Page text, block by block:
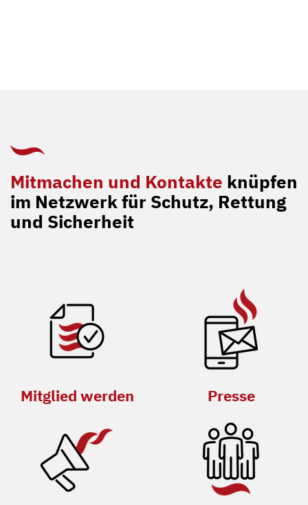
Mitmachen und Kontakte knüpfen
im Netzwerk für Schutz, Rettung
und Sicherheit
Mitglied werden Presse